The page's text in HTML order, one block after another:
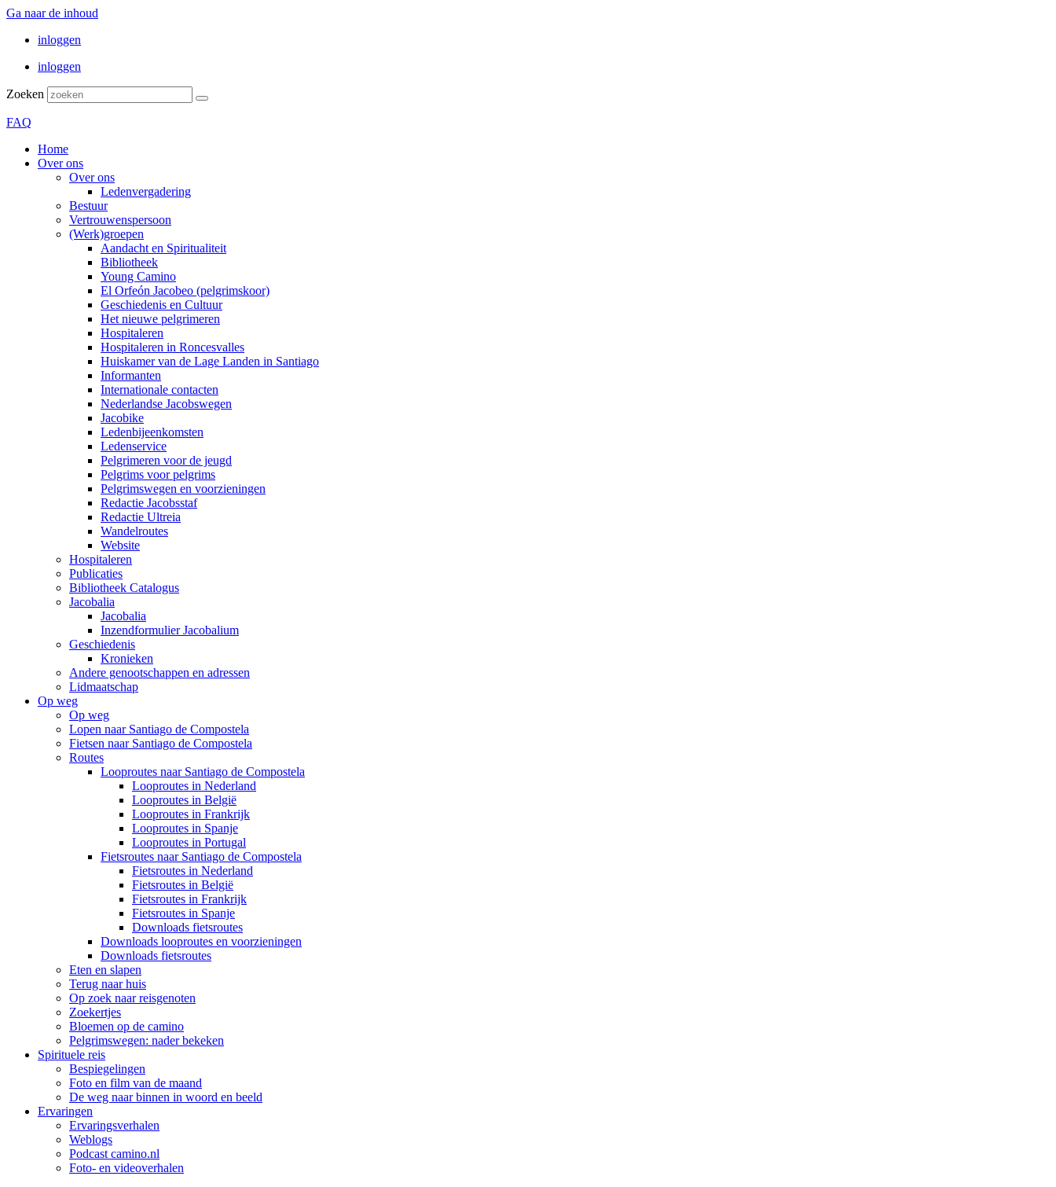
Ga naar de inhoud
inloggen
inloggen
Zoeken
FAQ
Home
Over ons
Over ons
Ledenvergadering
Bestuur
Vertrouwenspersoon
(Werk)groepen
Aandacht en Spiritualiteit
Bibliotheek
Young Camino
El Orfeón Jacobeo (pelgrimskoor)
Geschiedenis en Cultuur
Het nieuwe pelgrimeren
Hospitaleren
Hospitaleren in Roncesvalles
Huiskamer van de Lage Landen in Santiago
Informanten
Internationale contacten
Nederlandse Jacobswegen
Jacobike
Ledenbijeenkomsten
Ledenservice
Pelgrimeren voor de jeugd
Pelgrims voor pelgrims
Pelgrimswegen en voorzieningen
Redactie Jacobsstaf
Redactie Ultreia
Wandelroutes
Website
Hospitaleren
Publicaties
Bibliotheek Catalogus
Jacobalia
Jacobalia
Inzendformulier Jacobalium
Geschiedenis
Kronieken
Andere genootschappen en adressen
Lidmaatschap
Op weg
Op weg
Lopen naar Santiago de Compostela
Fietsen naar Santiago de Compostela
Routes
Looproutes naar Santiago de Compostela
Looproutes in Nederland
Looproutes in België
Looproutes in Frankrijk
Looproutes in Spanje
Looproutes in Portugal
Fietsroutes naar Santiago de Compostela
Fietsroutes in Nederland
Fietsroutes in België
Fietsroutes in Frankrijk
Fietsroutes in Spanje
Downloads fietsroutes
Downloads looproutes en voorzieningen
Downloads fietsroutes
Eten en slapen
Terug naar huis
Op zoek naar reisgenoten
Zoekertjes
Bloemen op de camino
Pelgrimswegen: nader bekeken
Spirituele reis
Bespiegelingen
Foto en film van de maand
De weg naar binnen in woord en beeld
Ervaringen
Ervaringsverhalen
Weblogs
Podcast camino.nl
Foto- en videoverhalen